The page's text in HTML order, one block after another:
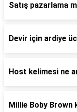
Satış pazarlama
Devir için ardiye
Host kelimesi ne
Millie Boby Brown